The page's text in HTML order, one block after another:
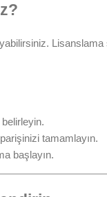
belirleyin.
tamamlayın.
başlayın.